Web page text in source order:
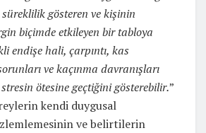
süreklilik gösteren ve kişinin
biçimde etkileyen bir tabloya
endişe hali, çarpıntı, kas
ve kaçınma davranışları
ötesine geçtiğini gösterebilir.”
kendi duygusal
ve belirtilerin